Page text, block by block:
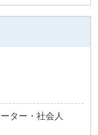
ター・社会人